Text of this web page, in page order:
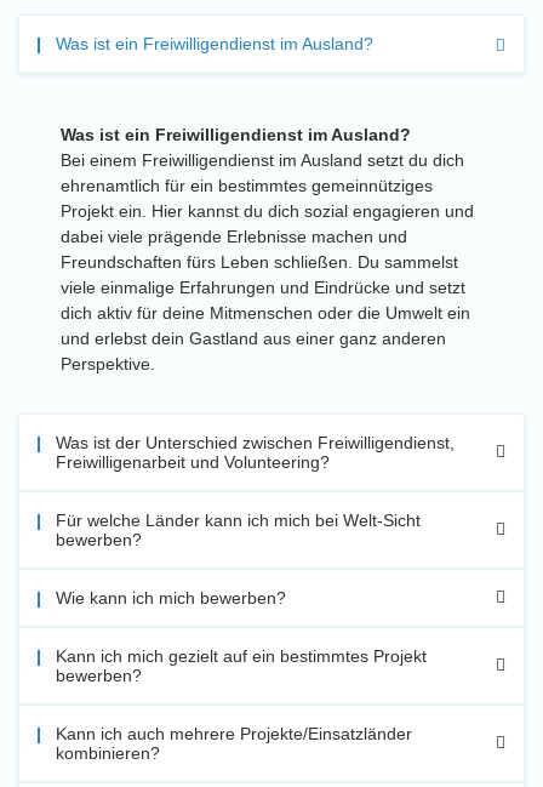
Was ist ein Freiwilligendienst im Ausland?
Was ist ein Freiwilligendienst im Ausland?
Bei einem Freiwilligendienst im Ausland setzt du dich
ehrenamtlich für ein bestimmtes gemeinnütziges
Projekt ein. Hier kannst du dich sozial engagieren und
dabei viele prägende Erlebnisse machen und
Freundschaften fürs Leben schließen. Du sammelst
viele einmalige Erfahrungen und Eindrücke und setzt
dich aktiv für deine Mitmenschen oder die Umwelt ein
und erlebst dein Gastland aus einer ganz anderen
Perspektive.
Was ist der Unterschied zwischen Freiwilligendienst,
Freiwilligenarbeit und Volunteering?
Für welche Länder kann ich mich bei Welt-Sicht
bewerben?
Wie kann ich mich bewerben?
Kann ich mich gezielt auf ein bestimmtes Projekt
bewerben?
Kann ich auch mehrere Projekte/Einsatzländer
kombinieren?